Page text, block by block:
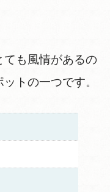
も風情があるの
トの一つです。